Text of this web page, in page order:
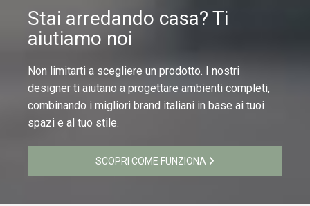
Stai arredando casa? Ti
aiutiamo noi
Non limitarti a scegliere un prodotto. I nostri
designer ti aiutano a progettare ambienti completi,
combinando i migliori brand italiani in base ai tuoi
spazi e al tuo stile.
SCOPRI COME FUNZIONA